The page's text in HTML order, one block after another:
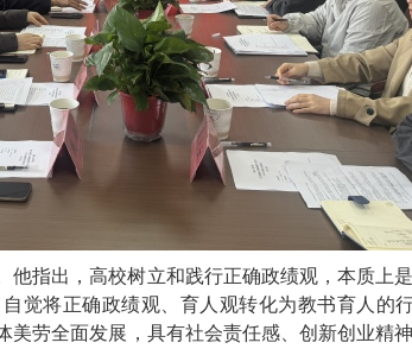
指出，高校树立和践行正确政绩观，本质上
觉将正确政绩观、育人观转化为教书育人的
美劳全面发展，具有社会责任感、创新创业精